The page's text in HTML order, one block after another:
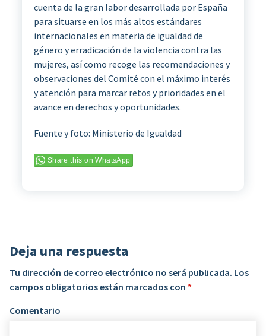
cuenta de la gran labor desarrollada por España
para situarse en los más altos estándares
internacionales en materia de igualdad de
género y erradicación de la violencia contra las
mujeres, así como recoge las recomendaciones y
observaciones del Comité con el máximo interés
y atención para marcar retos y prioridades en el
avance en derechos y oportunidades.
Fuente y foto: Ministerio de Igualdad
Share this on WhatsApp
Deja una respuesta
Tu dirección de correo electrónico no será publicada. Los
campos obligatorios están marcados con *
Comentario